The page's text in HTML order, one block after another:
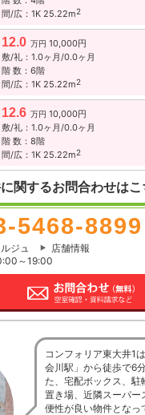
間/広：1K 25.22m2
12.0 万円 10,000円
敷/礼：1.0ヶ月/0.0ヶ月
階 数：6階
間/広：1K 25.22m2
12.6 万円 10,000円
敷/礼：1.0ヶ月/0.0ヶ月
階 数：8階
間/広：1K 25.22m2
関するお問合わせはこ
5468-8899
ジュ
店舗情報
～19:00
コンフォリア東大井1
会川駅」から徒歩で6
た、宅配ボックス、駐
置き場、近隣スーパー
便性が良い物件となっ